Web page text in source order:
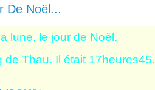
De Noël...
lune, le jour de Noël.
Thau. Il était 17heures45.